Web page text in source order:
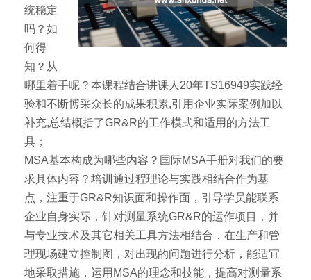
统稳定
吗？如
何得
知？从
哪里着手呢？本课程结合讲课人20年TS16949实践经
验和不断博采众长的成果积累,引用企业实际案例加以
补充,总结概括了GR&R的工作模式和适用的方法工
具；
MSA基本构成为哪些内容？国际MSA手册对我们的要
求具体内容？培训通过程理论与实践相结合作为基
点，注重于GR&R知识面和操作面，引导学员能联系
企业自身实际，针对测量系统GR&R的运作项目，并
与专业技术及其它相关工具方法相结合，在生产和管
理现场建立控制图，对出现的问题进行分析，能适宜
地采取措施，运用MSA的理念和技能，提高对测量系